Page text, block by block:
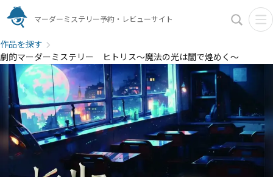
マーダーミステリー予約・レビューサイト
作品を探す
劇的マーダーミステリー ヒトリス～魔法の光は闇で煌めく～